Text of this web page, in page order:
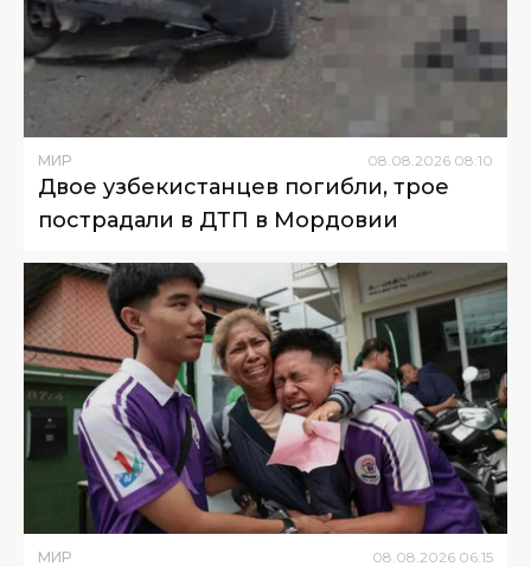
МИР 08 08 2026 08:10
Двое узбекистанцев погибли, трое
пострадали в ДТП в Мордовии
МИР 08.08.2026 06:15